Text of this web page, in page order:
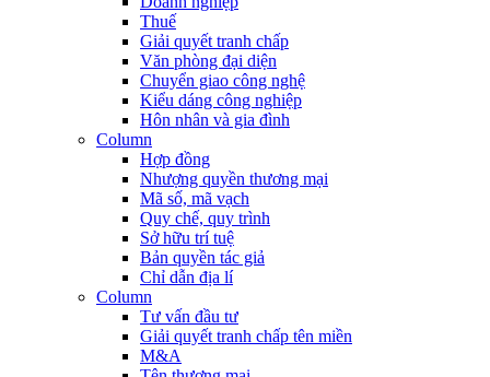
Thuế
Giải quyết tranh chấp
Văn phòng đại diện
Chuyển giao công nghệ
Kiểu dáng công nghiệp
Hôn nhân và gia đình
Column
Hợp đồng
Nhượng quyền thương mại
Mã số, mã vạch
Quy chế, quy trình
Sở hữu trí tuệ
Bản quyền tác giả
Chỉ dẫn địa lí
Column
Tư vấn đầu tư
Giải quyết tranh chấp tên miền
M&A